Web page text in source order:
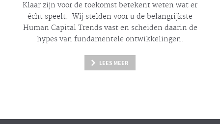
Klaar zijn voor de toekomst betekent weten wat er
écht speelt. Wij stelden voor u de belangrijkste
Human Capital Trends vast en scheiden daarin de
hypesvan fundamentele ontwikkelingen.
LEES MEER